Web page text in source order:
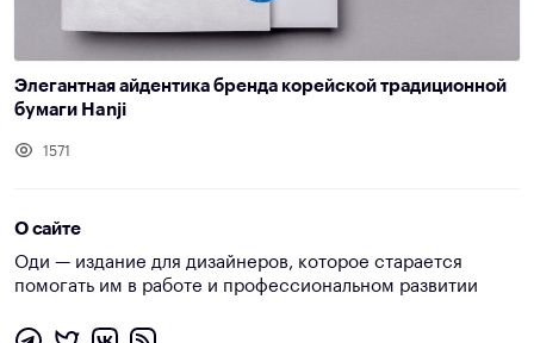
Элегантная айдентика бренда корейской традиционной
бумаги Hanji
1571
О сайте
Оди — издание для дизайнеров, которое старается
помогать им в работе и профессиональном развитии